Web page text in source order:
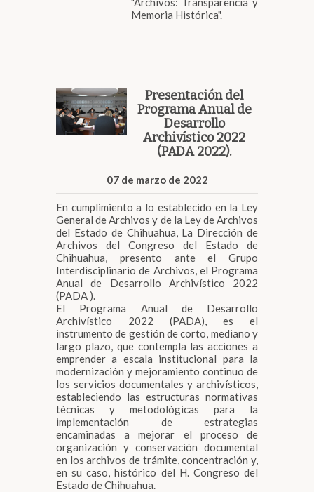
Memoria Histórica".
Presentación del
Programa Anual de
Desarrollo
Archivístico 2022
(PADA 2022).
07 de marzo de 2022
En cumplimiento a lo establecido en la Ley
General de Archivos y de la Ley de Archivos
del Estado de Chihuahua, La Dirección de
Archivos del Congreso del Estado de
Chihuahua, presento ante el Grupo
Interdisciplinario de Archivos, el Programa
Anual de Desarrollo Archivístico 2022
(PADA ).
El Programa Anual de Desarrollo
Archivístico 2022 (PADA), es el
instrumento de gestión de corto, mediano y
largo plazo, que contempla las acciones a
emprender a escala institucional para la
modernización y mejoramiento continuo de
los servicios documentales y archivísticos,
estableciendo las estructuras normativas
técnicas y metodológicas para la
implementación de estrategias
encaminadas a mejorar el proceso de
organización y conservación documental
en los archivos de trámite, concentración y,
en su caso, histórico del H. Congreso del
Estado de Chihuahua.